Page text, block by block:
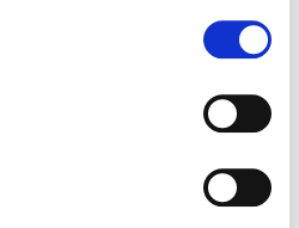
il responsabile
informatico con le
implicite, ma chiare)
che, pur in